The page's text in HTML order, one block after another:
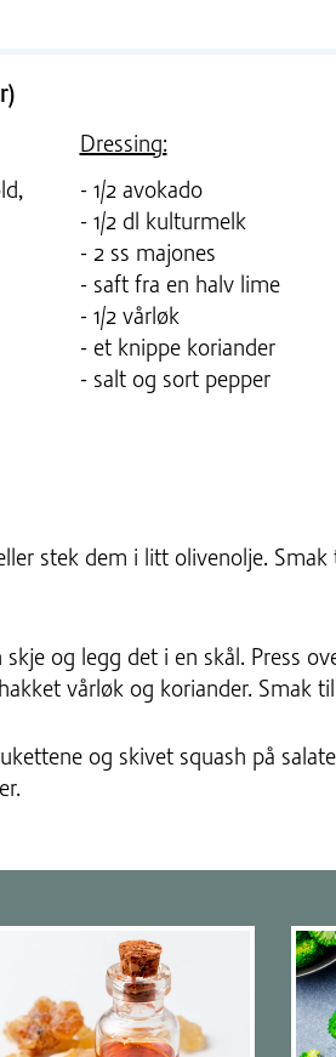
Dressing:
- 1/2 avokado
- 1/2 dl kulturmelk
- 2 ss majones
- saft fra en halv lime
- 1/2 vårløk
- et knippe koriander
- salt og sort pepper
stek dem i litt olivenolje.
og legg det i en skål. Press
vårløk og koriander. Smak
og skivet squash på